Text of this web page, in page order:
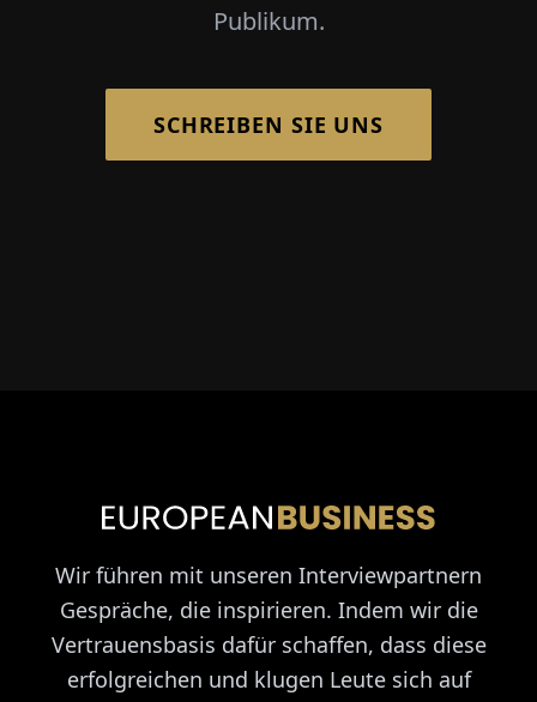
Publikum.
SCHREIBEN SIE UNS
Wir führen mit unseren Interviewpartnern
Gespräche, die inspirieren. Indem wir die
Vertrauensbasis dafür schaffen, dass diese
erfolgreichen und klugen Leute sich auf